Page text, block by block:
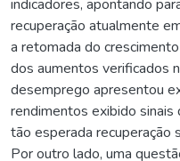
indicadores, apontando
recuperação atualmente
a retomada do
dos aumentos verificados
desemprego apresentou
rendimentos exibido sinais
tão esperada recuperação
Por outro lado, uma